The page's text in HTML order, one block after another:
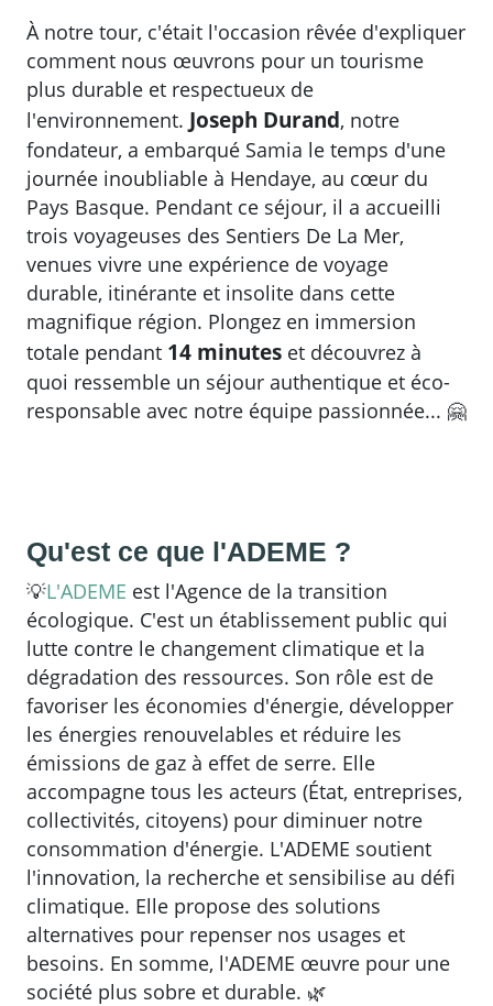
À notre tour, c'était l'occasion rêvée d'expliquer
comment nous œuvrons pour un tourisme
plus durable et respectueux de
l'environnement. Joseph Durand, notre
fondateur, a embarqué Samia le temps d'une
journée inoubliable à Hendaye, au cœur du
Pays Basque. Pendant ce séjour, il a accueilli
trois voyageuses des Sentiers De La Mer,
venues vivre une expérience de voyage
durable, itinérante et insolite dans cette
magnifique région. Plongez en immersion
totale pendant 14 minutes et découvrez à
quoi ressemble un séjour authentique et éco-
responsable avec notre équipe passionnée... 🤗
Qu'est ce que l'ADEME ?
💡L'ADEME est l'Agence de la transition
écologique. C'est un établissement public qui
lutte contre le changement climatique et la
dégradation des ressources. Son rôle est de
favoriser les économies d'énergie, développer
les énergies renouvelables et réduire les
émissions de gaz à effet de serre. Elle
accompagne tous les acteurs (État, entreprises,
collectivités, citoyens) pour diminuer notre
consommation d'énergie. L'ADEME soutient
l'innovation, la recherche et sensibilise au défi
climatique. Elle propose des solutions
alternatives pour repenser nos usages et
besoins. En somme, l'ADEME œuvre pour une
société plus sobre et durable. 🌿